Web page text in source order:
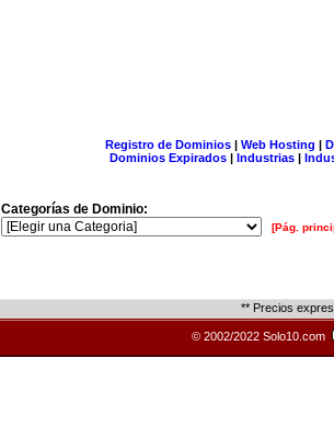
Registro de Dominios| Web Hosting |
Dominios Expirados | Industrias |
Categorías de Dominio:
[Pág.
** Precios
© 2002/2022 Solo10.com